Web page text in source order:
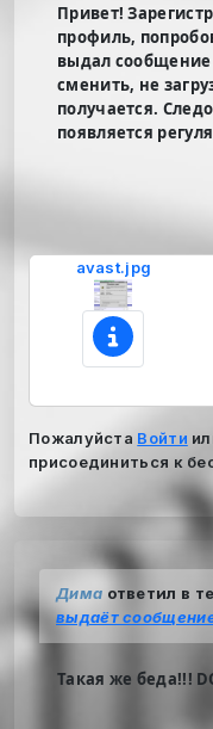
Привет!
профиль,
выдал сообщение
сменить, не
получается.
появляется
avast.jpg
Пожалуйста Войти
присоединиться к
Дима ответил в
выдаёт
Такая же беда!!!